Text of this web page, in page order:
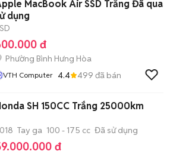
MacBook Air SSD Trắng Đã qua
dụng
đ
Phường Bình Hưng Hòa
VTH Computer 4.4 499 đã bán
SH 150CC Trắng 25000km
Tay ga 100 - 175 cc Đã sử dụng
đ